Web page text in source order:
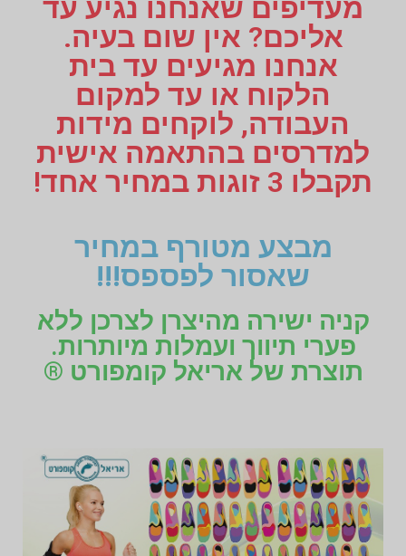
מעדיפים שאנחנו נגיע עד
אליכם? אין שום בעיה.
אנחנו מגיעים עד בית
הלקוח או עד למקום
העבודה, לוקחים מידות
למדרסים בהתאמה אישית
תקבלו 3 זוגות במחיר אחד!
מבצע מטורף במחיר
שאסור לפספס!!!
קניה ישירה מהיצרן לצרכן ללא
פערי תיווך ועמלות מיותרות.
תוצרת של אריאל קומפורט ®